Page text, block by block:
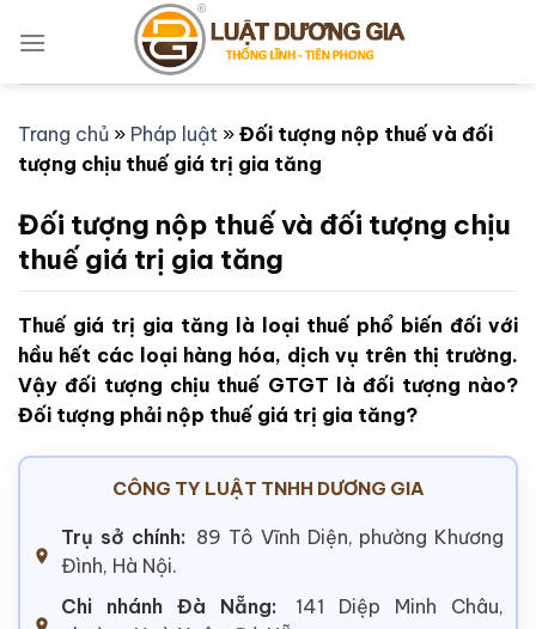
qua
Trang chủ » Pháp luật » Đối tượng nộp thuế và đối
tượng chịu thuế giá trị gia tăng
Đối tượng nộp thuế và đối tượng chịu
thuế giá trị gia tăng
Thuế giá trị gia tăng là loại thuế phổ biến đối với
hầu hết các loại hàng hóa, dịch vụ trên thị trường.
Vậy đối tượng chịu thuế GTGT là đối tượng nào?
Đối tượng phải nộp thuế giá trị gia tăng?
CÔNG TY LUẬT TNHH DƯƠNG GIA
Trụ sở chính: 89 Tô Vĩnh Diện, phường Khương
Đình, Hà Nội.
Chi nhánh Đà Nẵng:
141 Diệp Minh Châu,